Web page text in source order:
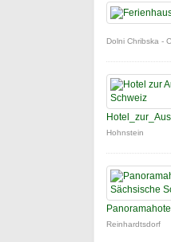
Dolni Chribska -
Hohnstein
Reinhardtsdorf